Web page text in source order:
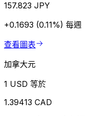
157.823 JPY
+0.1693 (0.11%) 每週
查看圖表
加拿大元
1 USD 等於
1.39413 CAD